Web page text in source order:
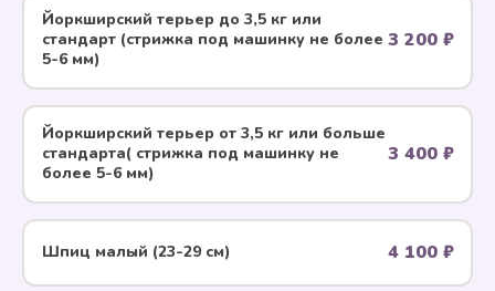
Йоркширский терьер до 3,5 кг или
стандарт (стрижка под машинку не более
5-6 мм)
3 200 ₽
Йоркширский терьер от 3,5 кг или больше
стандарта( стрижка под машинку не
более 5-6 мм)
3 400 ₽
Шпиц малый (23-29 см) 4 100 ₽